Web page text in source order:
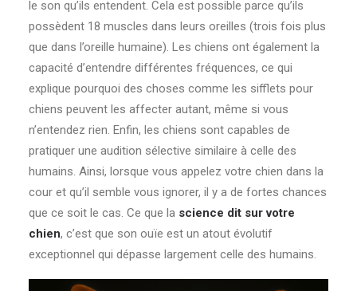
le son qu’ils entendent. Cela est possible parce qu’ils
possèdent 18 muscles dans leurs oreilles (trois fois plus
que dans l’oreille humaine). Les chiens ont également la
capacité d’entendre différentes fréquences, ce qui
explique pourquoi des choses comme les sifflets pour
chiens peuvent les affecter autant, même si vous
n’entendez rien. Enfin, les chiens sont capables de
pratiquer une audition sélective similaire à celle des
humains. Ainsi, lorsque vous appelez votre chien dans la
cour et qu’il semble vous ignorer, il y a de fortes chances
que ce soit le cas. Ce que la science dit sur votre
chien, c’est que son ouïe est un atout évolutif
exceptionnel qui dépasse largement celle des humains.